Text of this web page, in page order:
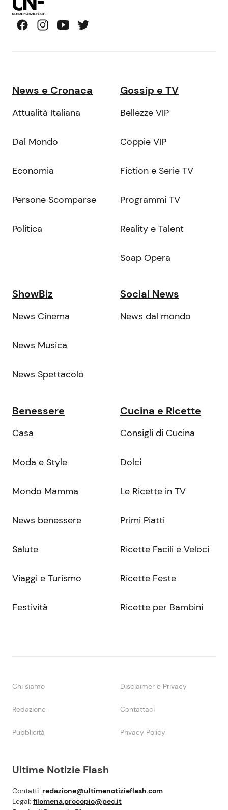
Ultime Notizie Flash
Contatti: redazione@ultimenotizieflash.com
Legal: filomena.procopio@pec.it
News e Cronaca
Attualità Italiana
Dal Mondo
Economia
Persone Scomparse
Politica
Gossip e TV
Bellezze VIP
Coppie VIP
Fiction e Serie TV
Programmi TV
Reality e Talent
Soap Opera
ShowBiz
News Cinema
News Musica
News Spettacolo
Social News
News dal mondo
Benessere
Casa
Moda e Style
Mondo Mamma
News benessere
Salute
Viaggi e Turismo
Festività
Cucina e Ricette
Consigli di Cucina
Dolci
Le Ricette in TV
Primi Piatti
Ricette Facili e Veloci
Ricette Feste
Ricette per Bambini
Chi siamo Disclaimer e Privacy
Redazione Contattaci
Pubblicità Privacy Policy